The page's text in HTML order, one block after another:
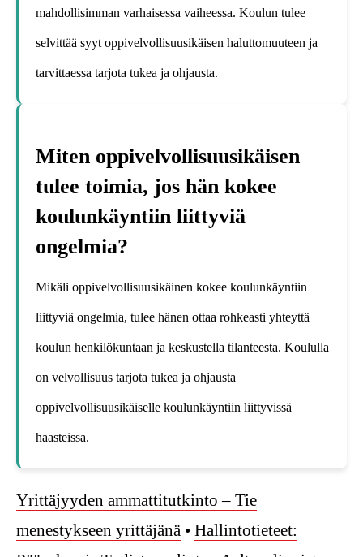
mahdollisimman varhaisessa vaiheessa. Koulun tulee
selvittää syyt oppivelvollisuusikäisen haluttomuuteen ja
tarvittaessa tarjota tukea ja ohjausta.
Miten oppivelvollisuusikäisen
tulee toimia, jos hän kokee
koulunkäyntiin liittyviä
ongelmia?
Mikäli oppivelvollisuusikäinen kokee koulunkäyntiin
liittyviä ongelmia, tulee hänen ottaa rohkeasti yhteyttä
koulun henkilökuntaan ja keskustella tilanteesta. Koululla
on velvollisuus tarjota tukea ja ohjausta
oppivelvollisuusikäiselle koulunkäyntiin liittyvissä
haasteissa.
Yrittäjyyden ammattitutkinto – Tie
menestykseen yrittäjänä • Hallintotieteet: